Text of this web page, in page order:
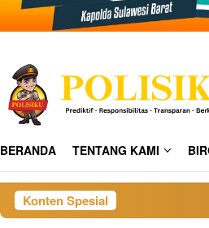
BERANDA TENTANG KAMI
Konten Spesial